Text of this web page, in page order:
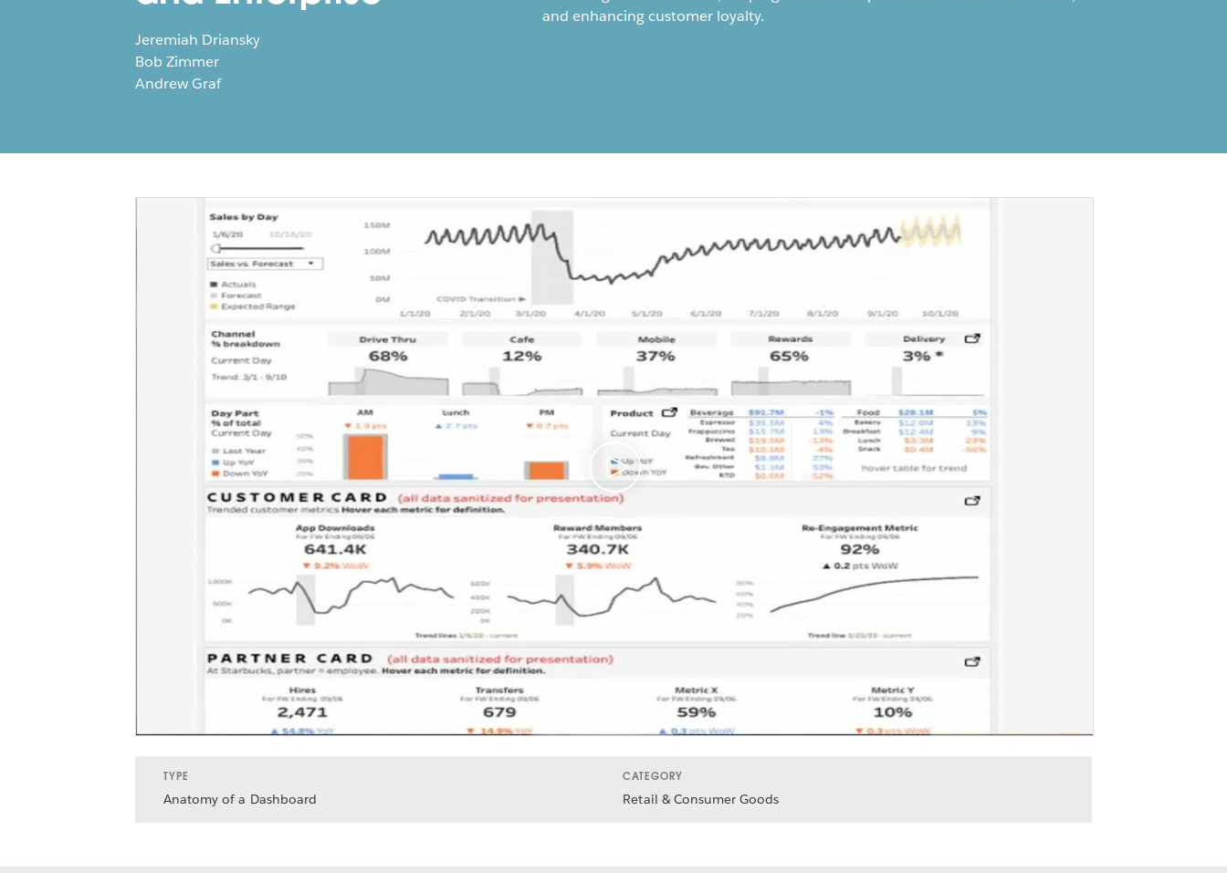
Jeremiah Driansky
Bob Zimmer
Andrew Graf
and enhancing customer loyalty.
TYPE
Anatomy of a Dashboard
CATEGORY
Retail & Consumer Goods